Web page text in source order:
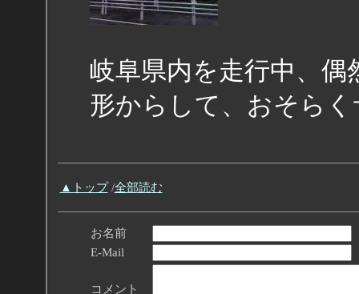
岐阜県内を走行中、偶
形からして、おそら
▲トップ/全部読む
お名前
E-Mail
コメント